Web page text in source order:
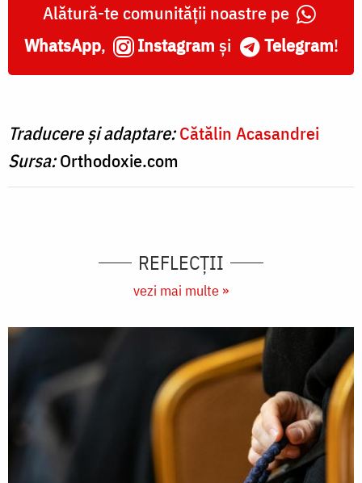
Alătură-te comunității noastre pe
WhatsApp, Instagram și Telegram!
Traducere și adaptare:Cătălin Acasandrei
Sursa:Orthodoxie.com
REFLECȚII
vezi mai multe »